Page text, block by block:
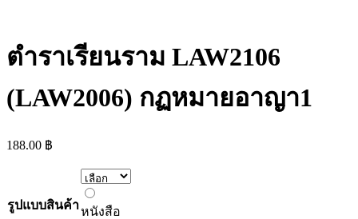
ตำราเรียนราม LAW2106
(LAW2006) กฏหมายอาญา1
188.00 ฿
รูปแบบสินค้า
หนังสือ
หนังสือ